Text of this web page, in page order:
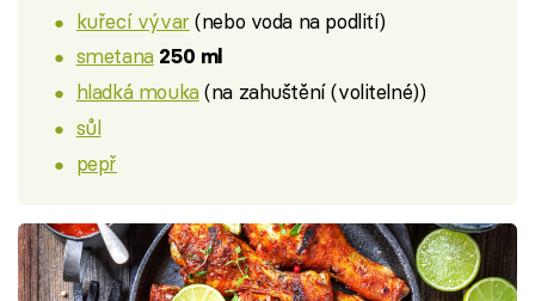
kuřecí vývar(nebo voda na podlití)
smetana 250 ml
hladká mouka(na zahuštění (volitelné))
sůl
pepř